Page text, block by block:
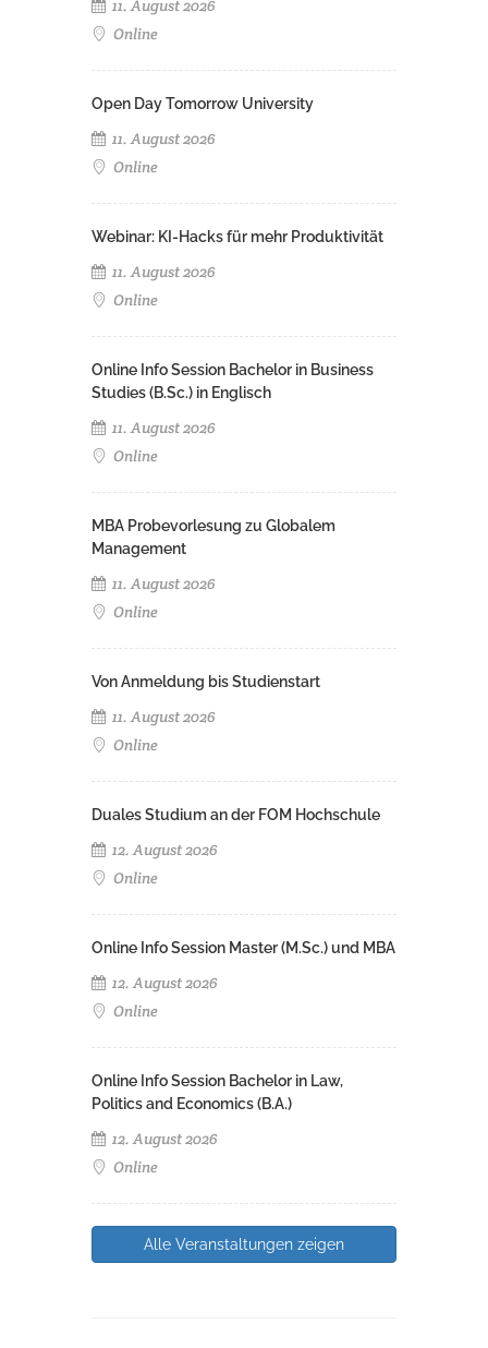
11. August 2026
Online
Open Day Tomorrow University
11. August 2026
Online
Webinar: KI-Hacks für mehr Produktivität
11. August 2026
Online
Online Info Session Bachelor in Business
Studies (B.Sc.) in Englisch
11. August 2026
Online
MBA Probevorlesung zu Globalem
Management
11. August 2026
Online
Von Anmeldung bis Studienstart
11. August 2026
Online
Duales Studium an der FOM Hochschule
12. August 2026
Online
Online Info Session Master (M.Sc.) und MBA
12. August 2026
Online
Online Info Session Bachelor in Law,
Politics and Economics (B.A.)
12. August 2026
Online
Alle Veranstaltungen zeigen